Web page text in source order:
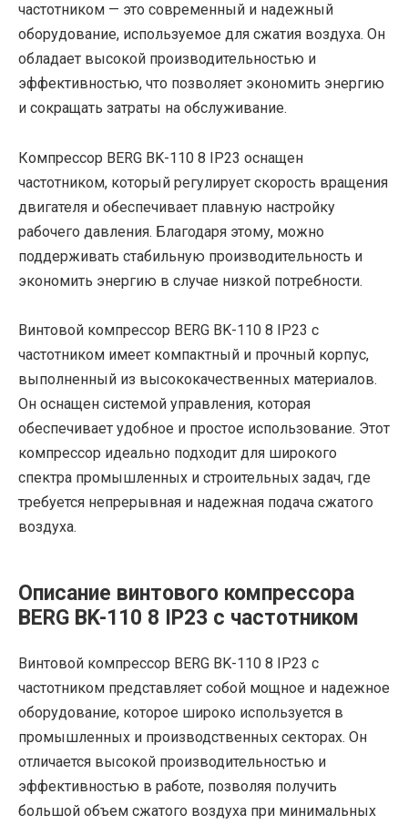
частотником — это современный и надежный
оборудование, используемое для сжатия воздуха. Он
обладает высокой производительностью и
эффективностью, что позволяет экономить энергию
и сокращать затраты на обслуживание.
Компрессор BERG BK-110 8 IP23 оснащен
частотником, который регулирует скорость вращения
двигателя и обеспечивает плавную настройку
рабочего давления. Благодаря этому, можно
поддерживать стабильную производительность и
экономить энергию в случае низкой потребности.
Винтовой компрессор BERG BK-110 8 IP23 с
частотником имеет компактный и прочный корпус,
выполненный из высококачественных материалов.
Он оснащен системой управления, которая
обеспечивает удобное и простое использование. Этот
компрессор идеально подходит для широкого
спектра промышленных и строительных задач, где
требуется непрерывная и надежная подача сжатого
воздуха.
Описание винтового компрессора
BERG BK-110 8 IP23 с частотником
Винтовой компрессор BERG BK-110 8 IP23 с
частотником представляет собой мощное и надежное
оборудование, которое широко используется в
промышленных и производственных секторах. Он
отличается высокой производительностью и
эффективностью в работе, позволяя получить
большой объем сжатого воздуха при минимальных